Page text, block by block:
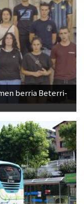
berria Beterri-